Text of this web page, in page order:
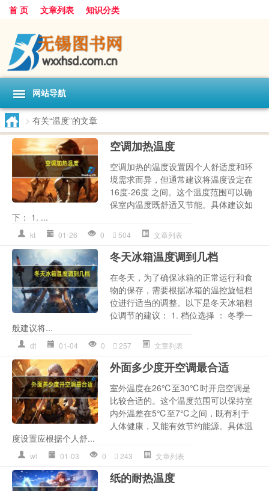
首 页 文章列表 知识分类
网站导航
> 有关“温度”的文章
空调加热温度
空调加热的温度设置因个人舒适度和环
境需求而异，但通常建议将温度设定在
16度-26度 之间。这个温度范围可以确
保室内温度既舒适又节能。具体建议如
下： 1. ...
kt 01-26 0 504 文章列表
冬天冰箱温度调到几档
在冬天，为了确保冰箱的正常运行和食
物的保存，需要根据冰箱的温控旋钮档
位进行适当的调整。以下是冬天冰箱档
位调节的建议： 1. 档位选择 ： 冬季一
般建议将...
dt 01-04 0 257 文章列表
外面多少度开空调最合适
室外温度在26℃至30℃时开启空调是
比较合适的。这个温度范围可以保持室
内外温差在5℃至7℃之间，既有利于
人体健康，又能有效节约能源。具体温
度设置应根据个人舒...
wl 01-03 0 243 文章列表
纸的耐热温度